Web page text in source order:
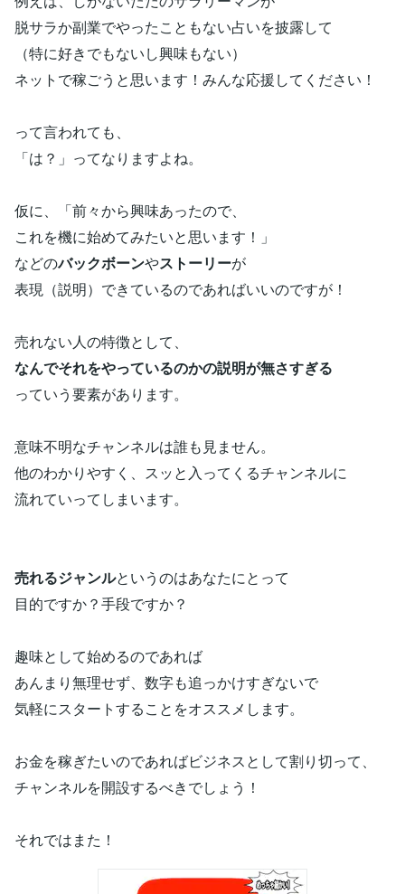
脱サラか副業でやったこともない占いを披露して
（特に好きでもないし興味もない）
ネットで稼ごうと思います！みんな応援してください！
って言われても、
「は？」ってなりますよね。
仮に、「前々から興味あったので、
これを機に始めてみたいと思います！」
などのバックボーンやストーリーが
表現（説明）できているのであればいいのですが！
売れない人の特徴として、
なんでそれをやっているのかの説明が無さすぎる
っていう要素があります。
意味不明なチャンネルは誰も見ません。
他のわかりやすく、スッと入ってくるチャンネルに
流れていってしまいます。
売れるジャンルというのはあなたにとって
目的ですか？手段ですか？
趣味として始めるのであれば
あんまり無理せず、数字も追っかけすぎないで
気軽にスタートすることをオススメします。
お金を稼ぎたいのであればビジネスとして割り切って、
チャンネルを開設するべきでしょう！
それではまた！